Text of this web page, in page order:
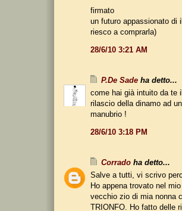
firmato
un futuro appassionato di
riesco a comprarla)
28/6/10 3:21 AM
P.De Sade ha detto...
come hai già intuito da te
rilascio della dinamo ad
manubrio !
28/6/10 3:18 PM
Corrado ha detto...
Salve a tutti, vi scrivo
Ho appena trovato nel
vecchio zio di mia nonna
TRIONFO. Ho fatto delle